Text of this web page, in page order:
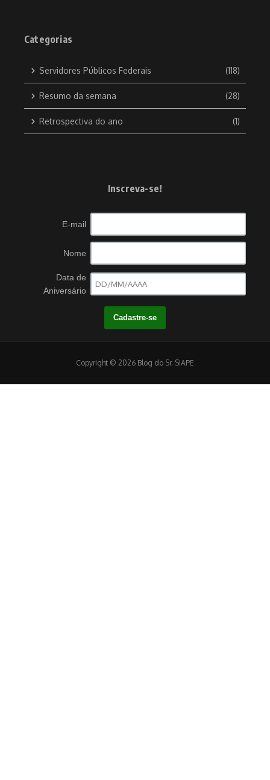
Categorias
Servidores Públicos Federais (118)
Resumo da semana (28)
Retrospectiva do ano (1)
Inscreva-se!
E-mail
Nome
Data de
Aniversário
Copyright © 2026 Blog do Sr. SIAPE